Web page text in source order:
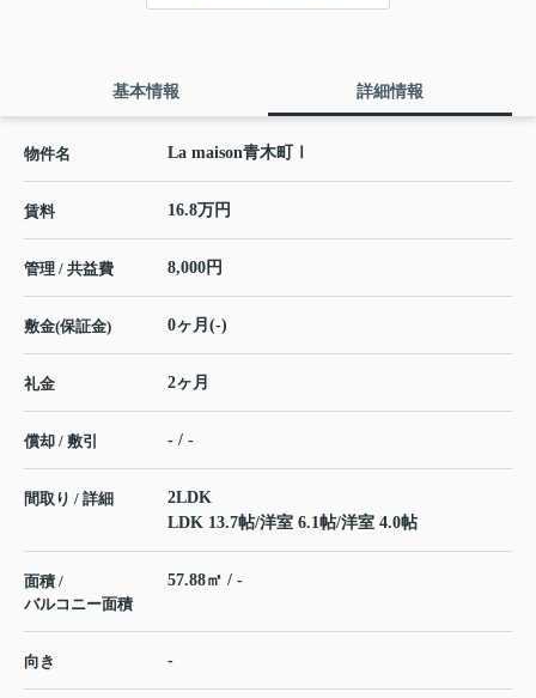
基本情報 詳細情報
物件名 La maison青木町Ⅰ
賃料 16.8万円
管理 / 共益費 8,000円
敷金(保証金) 0ヶ月(-)
礼金 2ヶ月
償却 / 敷引 - / -
間取り / 詳細
2LDK
LDK 13.7帖/洋室 6.1帖/洋室 4.0帖
面積 /
バルコニー面積
57.88㎡ / -
向き -